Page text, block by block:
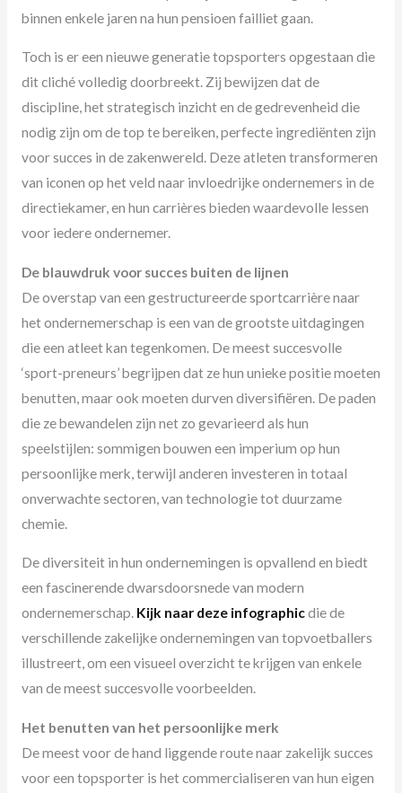
binnen enkele jaren na hun pensioen failliet gaan.
Toch is er een nieuwe generatie topsporters opgestaan die
dit cliché volledig doorbreekt. Zij bewijzen dat de
discipline, het strategisch inzicht en de gedrevenheid die
nodig zijn om de top te bereiken, perfecte ingrediënten zijn
voor succes in de zakenwereld. Deze atleten transformeren
van iconen op het veld naar invloedrijke ondernemers in de
directiekamer, en hun carrières bieden waardevolle lessen
voor iedere ondernemer.
De blauwdruk voor succes buiten de lijnen
De overstap van een gestructureerde sportcarrière naar
het ondernemerschap is een van de grootste uitdagingen
die een atleet kan tegenkomen. De meest succesvolle
‘sport-preneurs’ begrijpen dat ze hun unieke positie moeten
benutten, maar ook moeten durven diversifiëren. De paden
die ze bewandelen zijn net zo gevarieerd als hun
speelstijlen: sommigen bouwen een imperium op hun
persoonlijke merk, terwijl anderen investeren in totaal
onverwachte sectoren, van technologie tot duurzame
chemie.
De diversiteit in hun ondernemingen is opvallend en biedt
een fascinerende dwarsdoorsnede van modern
ondernemerschap. Kijk naar deze infographicdie de
verschillende zakelijke ondernemingen van topvoetballers
illustreert, om een visueel overzicht te krijgen van enkele
van de meest succesvolle voorbeelden.
Het benutten van het persoonlijke merk
De meest voor de hand liggende route naar zakelijk succes
voor een topsporter is het commercialiseren van hun eigen